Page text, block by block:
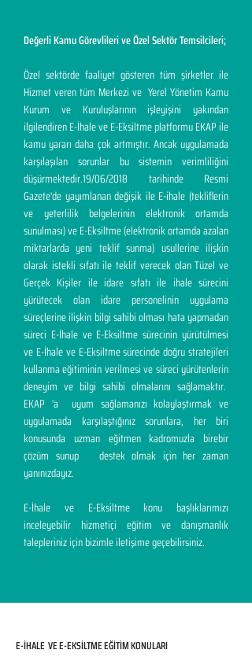
Değerli Kamu Görevlileri ve Özel Sektör Temsilcileri;
Özel sektörde faaliyet gösteren tüm şirketler ile
Hizmet veren tüm Merkezi ve Yerel Yönetim Kamu
Kurum ve Kuruluşlarının işleyişini yakından
ilgilendiren E-İhale ve E-Eksiltme platformu EKAP ile
kamu yararı daha çok artmıştır. Ancak uygulamada
karşılaşılan sorunlar bu sistemin verimliliğini
düşürmektedir.19/06/2018 tarihinde Resmi
Gazete'de yayımlanan değişik ile E-ihale (tekliflerin
ve yeterlilik belgelerinin elektronik ortamda
sunulması) ve E-Eksiltme (elektronik ortamda azalan
miktarlarda yeni teklif sunma) usullerine ilişkin
olarak istekli sıfatı ile teklif verecek olan Tüzel ve
Gerçek Kişiler ile idare sıfatı ile ihale sürecini
yürütecek olan idare personelinin uygulama
süreçlerine ilişkin bilgi sahibi olması hata yapmadan
süreci E-İhale ve E-Eksiltme sürecinin yürütülmesi
ve E-İhale ve E-Eksiltme sürecinde doğru stratejileri
kullanma eğitiminin verilmesi ve süreci yürütenlerin
deneyim ve bilgi sahibi olmalarını sağlamaktır.
EKAP 'a uyum sağlamanızı kolaylaştırmak ve
uygulamada karşılaştığınız sorunlara, her biri
konusunda uzman eğitmen kadromuzla birebir
çözüm sunup destek olmak için her zaman
yanınızdayız.
E-İhale ve E-Eksiltme konu başlıklarımızı
inceleyebilir hizmetiçi eğitim ve danışmanlık
talepleriniz için bizimle iletişime geçebilirsiniz.
E-İHALE VE E-EKSİLTME EĞİTİM KONULARI​